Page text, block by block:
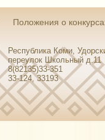
Положения о
Республика Коми,
переулок Школьный д.11
8(82135)33-351
33-124, 33193